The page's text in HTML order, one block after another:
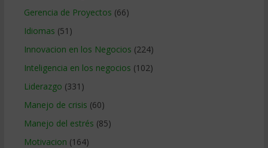
Gerencia de Proyectos (66)
Idiomas (51)
Innovacion en los Negocios (224)
Inteligencia en los negocios (102)
Liderazgo (331)
Manejo de crisis (60)
Manejo del estrés (85)
Motivacion (164)